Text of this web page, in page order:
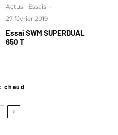
Actus Essais ·
27 février 2019
Essai SWM SUPERDUAL
650 T
chaud